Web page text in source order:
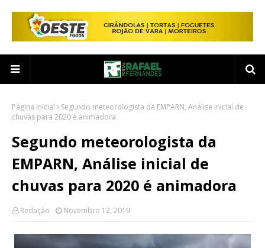
Página inicial
Segundo meteorologista da EMPARN, Análise inicial de
chuvas para 2020 é animadora
Segundo meteorologista da
EMPARN, Análise inicial de
chuvas para 2020 é animadora
Redação Novembro 12, 2019